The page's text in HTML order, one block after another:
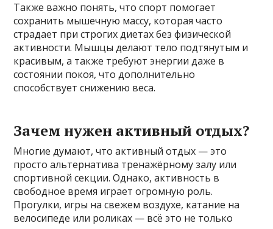
Также важно понять, что спорт помогает
сохранить мышечную массу, которая часто
страдает при строгих диетах без физической
активности. Мышцы делают тело подтянутым и
красивым, а также требуют энергии даже в
состоянии покоя, что дополнительно
способствует снижению веса.
Зачем нужен активный отдых?
Многие думают, что активный отдых — это
просто альтернатива тренажёрному залу или
спортивной секции. Однако, активность в
свободное время играет огромную роль.
Прогулки, игры на свежем воздухе, катание на
велосипеде или роликах — всё это не только